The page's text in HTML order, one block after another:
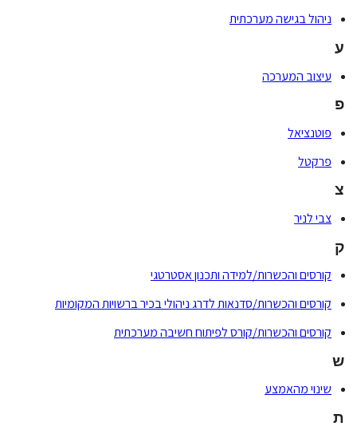
ניהול בגישה מערכתית
ע
עיצוב המערכה
פ
פוטנציאל
פרקטל
צ
צבי לניר
ק
קורסים והכשרות/למידה ותכנון אסטרטגי
קורסים והכשרות/סדנאות לדרג ניהולי בכיר ברשויות המקומיות
קורסים והכשרות/קורס לפיתוח חשיבה מערכתית
ש
שינוי מהאמצע
ת